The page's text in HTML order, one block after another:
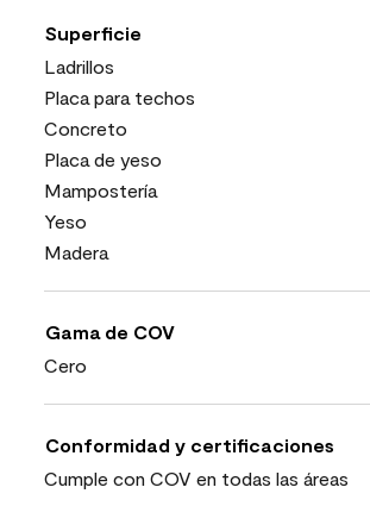
Superficie
Ladrillos
Placa para techos
Concreto
Placa de yeso
Mampostería
Yeso
Madera
Gama de COV
Cero
Conformidad y certificaciones
Cumple con COV en todas las áreas